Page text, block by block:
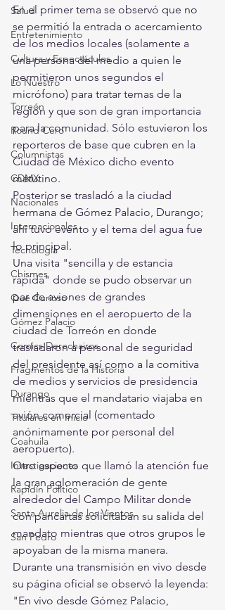
Salud
Entretenimiento
Cultura y Espectáculos
Lo Nuestro
Torreón
Round Cero
Columnistas
CDMX
Nacionales
Internacionales
Tecnología
Chismes
Qué Curioso
Gómez Palacio
Comics Derechairos
Fragmentos de la Historia
Durango
Titulares en Inicio
Coahuila
Investigaciones
Rapidín Político
Santa Aurelia de los Vientos
San Pedro
En el primer tema se observó que no
se permitió la entrada o acercamiento
de los medios locales (solamente a
una persona del medio a quien le
permitieron unos segundos el
micrófono) para tratar temas de la
región y que son de gran importancia
para la comunidad. Sólo estuvieron los
reporteros de base que cubren en la
Ciudad de México dicho evento
matutino.
Posterior se trasladó a la ciudad
hermana de Gómez Palacio, Durango;
ahí tuvo evento y el tema del agua fue
lo principal.
Una visita "sencilla y de estancia
rápida" donde se pudo observar un
par de aviones de grandes
dimensiones en el aeropuerto de la
ciudad de Torreón en donde
trasladaron a personal de seguridad
del presidente así como a la comitiva
de medios y servicios de presidencia
mientras que el mandatario viajaba en
avión comercial (comentado
anónimamente por personal del
aeropuerto).
Otro aspecto que llamó la atención fue
la gran aglomeración de gente
alrededor del Campo Militar donde
con pancartas solicitaban su salida del
mandato mientras que otros grupos le
apoyaban de la misma manera.
Durante una transmisión en vivo desde
su página oficial se observó la leyenda:
"En vivo desde Gómez Palacio,